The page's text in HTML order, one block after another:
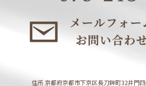
住所 京都府京都市下京区長刀鉾町32井門